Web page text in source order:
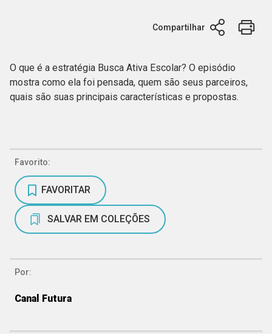
Compartilhar
O que é a estratégia Busca Ativa Escolar? O episódio
mostra como ela foi pensada, quem são seus parceiros,
quais são suas principais características e propostas.
Favorito:
FAVORITAR
SALVAR EM COLEÇÕES
Por:
Canal Futura